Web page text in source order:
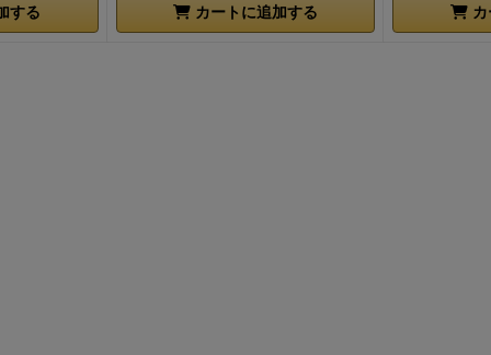
する カートに追加する カ